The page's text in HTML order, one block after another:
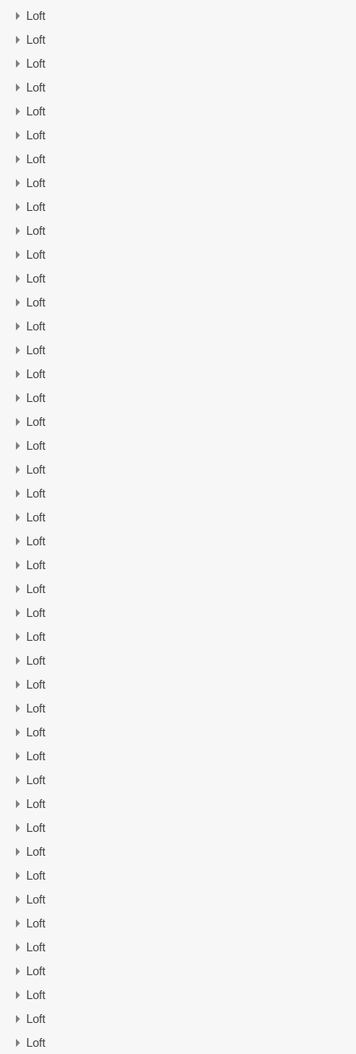
Loft
Loft
Loft
Loft
Loft
Loft
Loft
Loft
Loft
Loft
Loft
Loft
Loft
Loft
Loft
Loft
Loft
Loft
Loft
Loft
Loft
Loft
Loft
Loft
Loft
Loft
Loft
Loft
Loft
Loft
Loft
Loft
Loft
Loft
Loft
Loft
Loft
Loft
Loft
Loft
Loft
Loft
Loft
Loft